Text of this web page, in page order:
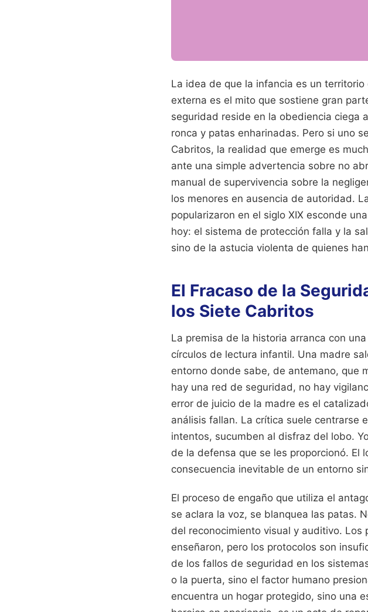
La idea de que la infancia es un
externa es el mito que sostiene gran
seguridad reside en la obediencia ciega
ronca y patas enharinadas. Pero si uno
Cabritos, la realidad que emerge es
ante una simple advertencia sobre no
manual de supervivencia sobre la
los menores en ausencia de autoridad.
popularizaron en el siglo XIX esconde
hoy: el sistema de protección falla y la
sino de la astucia violenta de quienes
El Fracaso de la
los Siete Cabritos
La premisa de la historia arranca con
círculos de lectura infantil. Una madre
entorno donde sabe, de antemano, que
hay una red de seguridad, no hay
error de juicio de la madre es el
análisis fallan. La crítica suele centrarse
intentos, sucumben al disfraz del lobo.
de la defensa que se les proporcionó. El
consecuencia inevitable de un entorno
El proceso de engaño que utiliza el
se aclara la voz, se blanquea las patas.
del reconocimiento visual y auditivo.
enseñaron, pero los protocolos son
de los fallos de seguridad en los
o la puerta, sino el factor humano
encuentra un hogar protegido, sino una